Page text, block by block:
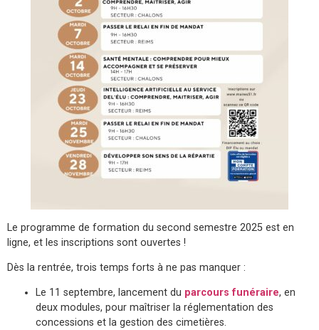
Le programme de formation du second semestre 2025 est en
ligne, et les inscriptions sont ouvertes !
Dès la rentrée, trois temps forts à ne pas manquer :
Le 11 septembre, lancement du parcours funéraire, en
deux modules, pour maîtriser la réglementation des
concessions et la gestion des cimetières.